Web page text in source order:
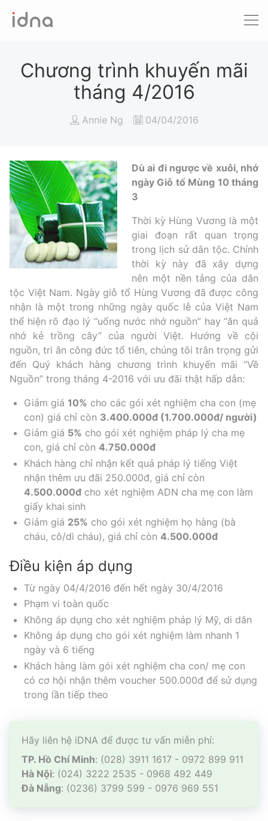
Xét nghiệm ADN
Tầm soát ung thư
Làm khai sinh
Xét nghiệm động vật
Chương trình khuyến mãi
tháng 4/2016
Annie Ng 04/04/2016
Dù ai đi ngược về xuôi, nhớ
ngày Giỗ tổ Mùng 10 tháng
3
Thời kỳ Hùng Vương là một
giai đoạn rất quan trọng
trong lịch sử dân tộc. Chính
thời kỳ này đã xây dựng
nên một nền tảng của dân
tộc Việt Nam. Ngày giỗ tổ Hùng Vương đã được công
nhận là một trong những ngày quốc lễ của Việt Nam
thể hiện rõ đạo lý “uống nước nhớ nguồn” hay “ăn quả
nhớ kẻ trồng cây” của người Việt. Hướng về cội
nguồn, tri ân công đức tổ tiên, chúng tôi trân trọng gửi
đến Quý khách hàng chương trình khuyến mãi “Về
Nguồn” trong tháng 4-2016 với ưu đãi thật hấp dẫn:
Giảm giá 10% cho các gói xét nghiệm cha con (mẹ
con) giá chỉ còn 3.400.000đ (1.700.000đ/ người)
Giảm giá 5% cho gói xét nghiệm pháp lý cha mẹ
con, giá chỉ còn 4.750.000đ
Khách hàng chỉ nhận kết quả pháp lý tiếng Việt
nhận thêm ưu đãi 250.000đ, giá chỉ còn
4.500.000đ cho xét nghiệm ADN cha mẹ con làm
giấy khai sinh
Giảm giá 25% cho gói xét nghiệm họ hàng (bà
cháu, cô/dì cháu), giá chỉ còn 4.500.000đ
Điều kiện áp dụng
Từ ngày 04/4/2016 đến hết ngày 30/4/2016
Phạm vi toàn quốc
Không áp dụng cho xét nghiệm pháp lý Mỹ, di dân
Không áp dụng cho gói xét nghiệm làm nhanh 1
ngày và 6 tiếng
Khách hàng làm gói xét nghiệm cha con/ mẹ con
có cơ hội nhận thêm voucher 500.000đ để sử dụng
trong lần tiếp theo
Hãy liên hệ iDNA để được tư vấn miễn phí:
TP. Hồ Chí Minh: (028) 3911 1617 - 0972 899 911
Hà Nội: (024) 3222 2535 - 0968 492 449
Đà Nẵng: (0236) 3799 599 - 0976 969 551